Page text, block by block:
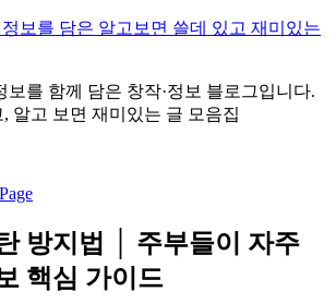
보를 담은 알고보면 쓸데 있고 재미있는
보를 함께 담은 창작·정보 블로그입니다.
알고 보면 재미있는 글 모음집
방지법 │ 주부들이 자주
핵심 가이드